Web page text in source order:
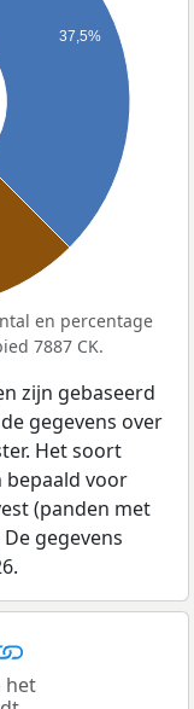
37,5%
en percentage
7887 CK.
zijn gebaseerd
gegevens over
Het soort
voor
(panden met
gegevens
het